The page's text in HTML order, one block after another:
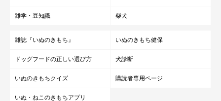
雑学・豆知識 柴犬
雑誌『いぬのきもち』 いぬのきもち健保
ドッグフードの正しい選び方 犬診断
いぬのきもちクイズ 購読者専用ページ
いぬ・ねこのきもちアプリ